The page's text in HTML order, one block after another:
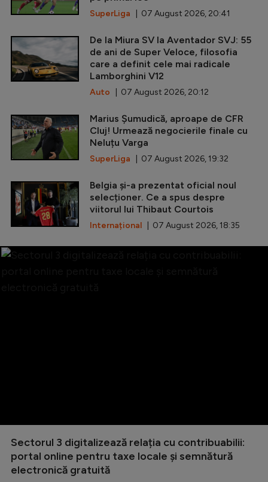
SuperLiga | 07 August 2026, 20:41
De la Miura SV la Aventador SVJ: 55
de ani de Super Veloce, filosofia
care a definit cele mai radicale
Lamborghini V12
Auto | 07 August 2026, 20:12
Marius Șumudică, aproape de CFR
Cluj! Urmează negocierile finale cu
Neluțu Varga
SuperLiga | 07 August 2026, 19:32
Belgia și-a prezentat oficial noul
selecționer. Ce a spus despre
viitorul lui Thibaut Courtois
Internațional | 07 August 2026, 18:35
Sectorul 3 digitalizează relația cu contribuabilii:
portal online pentru taxe locale și semnătură
electronică gratuită